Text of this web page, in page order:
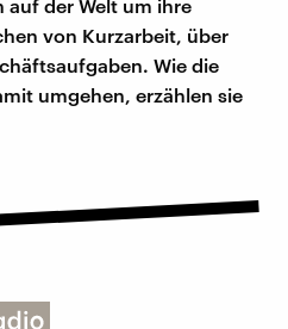
auf der Welt um ihre
von Kurzarbeit, über
Wie die
umgehen, erzählen sie